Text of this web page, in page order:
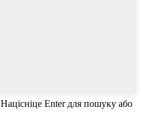
Націсніце Enter для пошуку або